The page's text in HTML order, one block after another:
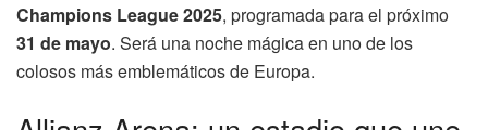
Champions League 2025, programada para el próximo
31 de mayo. Será una noche mágica en uno de los
colosos más emblemáticos de Europa.